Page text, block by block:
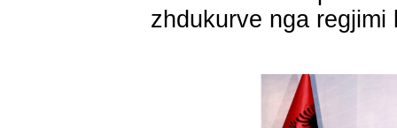
zhdukurve nga regjimi